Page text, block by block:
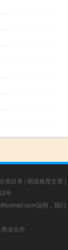
类目录 | 精选推荐文章 |
号
说明，我们
业合作